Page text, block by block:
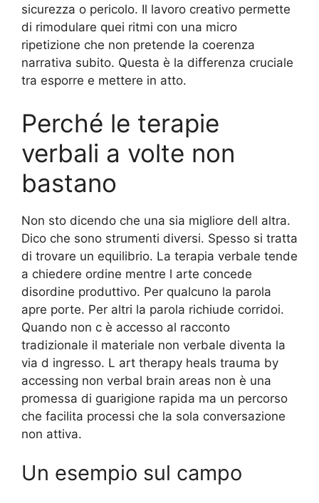
sicurezza o pericolo. Il lavoro creativo permette
di rimodulare quei ritmi con una micro
ripetizione che non pretende la coerenza
narrativa subito. Questa è la differenza cruciale
tra esporre e mettere in atto.
Perché le terapie
verbali a volte non
bastano
Non sto dicendo che una sia migliore dell altra.
Dico che sono strumenti diversi. Spesso si tratta
di trovare un equilibrio. La terapia verbale tende
a chiedere ordine mentre l arte concede
disordine produttivo. Per qualcuno la parola
apre porte. Per altri la parola richiude corridoi.
Quando non c è accesso al racconto
tradizionale il materiale non verbale diventa la
via d ingresso. L art therapy heals trauma by
accessing non verbal brain areas non è una
promessa di guarigione rapida ma un percorso
che facilita processi che la sola conversazione
non attiva.
Un esempio sul campo